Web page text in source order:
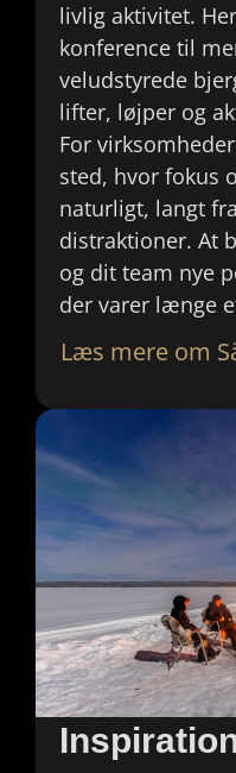
livlig aktivitet.
konference til
veludstyrede
lifter, løjper og
For
sted, hvor fokus
naturligt, langt
distraktioner. At
og dit team nye
der varer længe
Læs mere om